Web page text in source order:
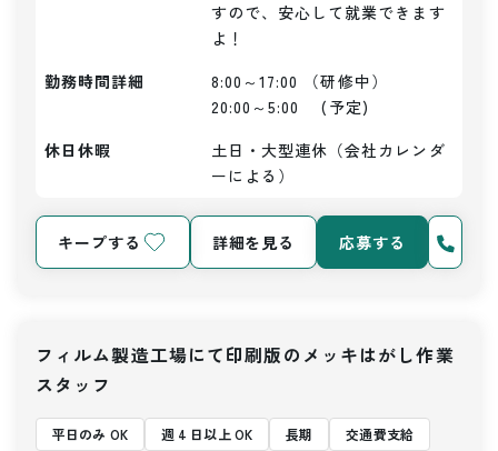
すので、安心して就業できます
よ！
勤務時間詳細
8:00～17:00 （研修中）
20:00～5:00　 (予定)
休日休暇
土日・大型連休（会社カレンダ
ーによる）
キープする 詳細を見る 応募する
フィルム製造工場にて印刷版のメッキはがし作業
スタッフ
平日のみ OK 週 4 日以上 OK 長期 交通費支給